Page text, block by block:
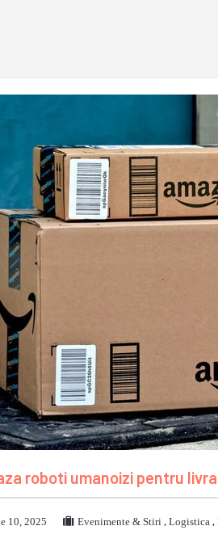
roboti umanoizi pentru
10, 2025 Evenimente & Stiri , Logistica ,